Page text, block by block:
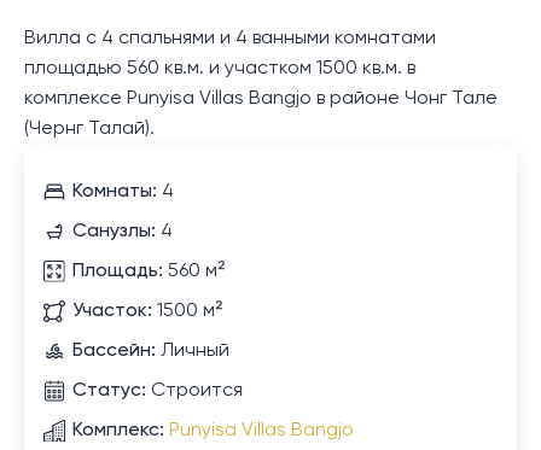
Вилла с 4 спальнями и 4 ванными комнатами
площадью 560 кв.м. и участком 1500 кв.м. в
комплексе Punyisa Villas Bangjo в районе Чонг Тале
(Чернг Талай).
Комнаты: 4
Санузлы: 4
Площадь: 560 м²
Участок: 1500 м²
Бассейн: Личный
Статус: Строится
Комплекс: Punyisa Villas Bangjo